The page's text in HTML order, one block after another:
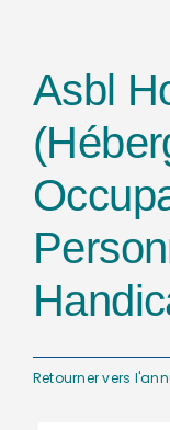
Actualités
Ressources
Asbl
Retourner vers